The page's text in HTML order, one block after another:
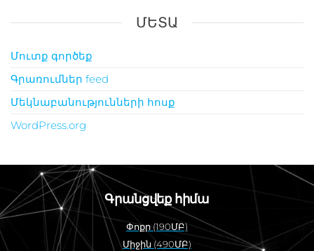
ՄԵՏԱ
Մուտք գործեք
Գրառումներ feed
Մեկնաբանությունների հոսք
WordPress.org
Գրանցվեք հիմա
Փոքր (190ՄԲ)
Միջին (490ՄԲ)